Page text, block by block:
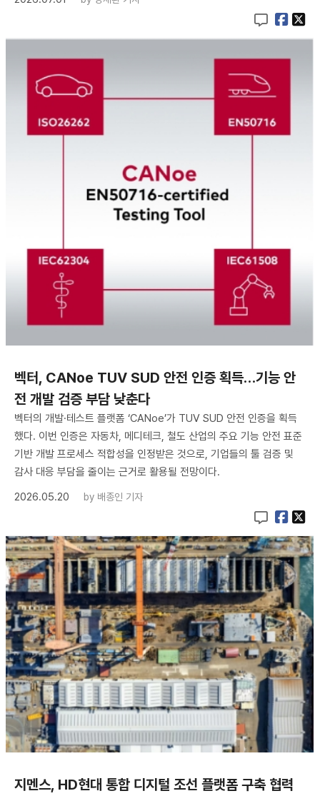
벡터, CANoe TUV SUD 안전 인증 획득…기능 안
전 개발 검증 부담 낮춘다
벡터의 개발·테스트 플랫폼 ‘CANoe’가 TUV SUD 안전 인증을 획득
했다. 이번 인증은 자동차, 메디테크, 철도 산업의 주요 기능 안전 표준
기반 개발 프로세스 적합성을 인정받은 것으로, 기업들의 툴 검증 및
감사 대응 부담을 줄이는 근거로 활용될 전망이다.
2026.05.20
by 배종인 기자
지멘스, HD현대 통합 디지털 조선 플랫폼 구축 협력